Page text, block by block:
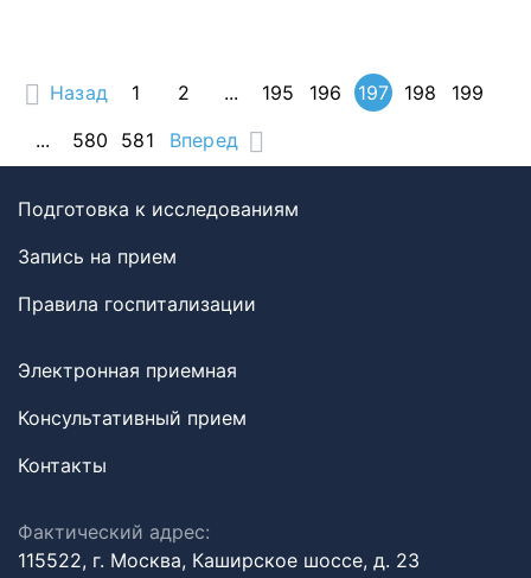
Назад 1 2 ... 195 196 197 198
199
...
580 581 Вперед
Подготовка к исследованиям
Запись на прием
Правила госпитализации
Электронная приемная
Консультативный прием
Контакты
Фактический адрес:
115522, г. Москва, Каширское шоссе, д. 23